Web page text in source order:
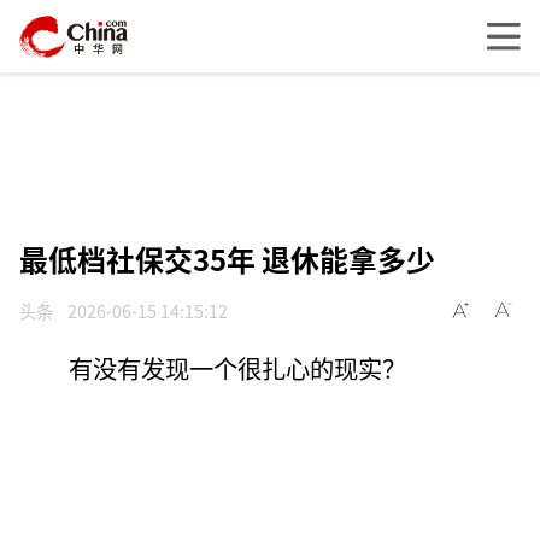
最低档社保交35年 退休能拿多少
头条 2026-06-15 14:15:12
有没有发现一个很扎心的现实？